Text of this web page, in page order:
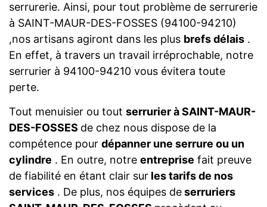
serrurerie. Ainsi, pour tout problème de serrurerie
à SAINT-MAUR-DES-FOSSES (94100-94210)
,nos artisans agiront dans les plus brefs délais .
En effet, à travers un travail irréprochable, notre
serrurier à 94100-94210 vous évitera toute
perte.
Tout menuisier ou tout serrurier à SAINT-MAUR-
DES-FOSSES de chez nous dispose de la
compétence pour dépanner une serrure ou un
cylindre . En outre, notre entreprise fait preuve
de fiabilité en étant clair sur les tarifs de nos
services . De plus, nos équipes deserruriers